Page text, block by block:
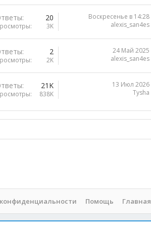
20
3K
Воскресенье в 14:28
alexis_san4es
2
2K
24 Май 2025
alexis_san4es
21K
838K
13 Июл 2026
Tysha
Помощь Главная